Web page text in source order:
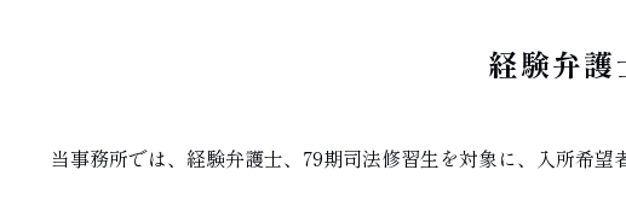
経験弁
当事務所では、経験弁護士、79期司法修習生を対象に、入所希望